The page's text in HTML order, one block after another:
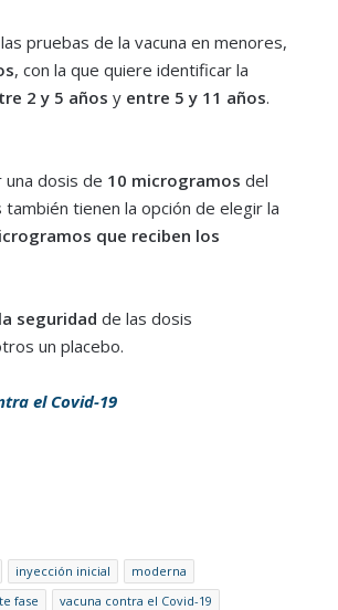
pruebas de la vacuna en menores,
, con la que quiere identificar la
2 y 5 años y entre 5 y 11 años.
una dosis de 10 microgramos del
tienen la opción de elegir la
que reciben los
seguridad de las dosis
un placebo.
el Covid-19
inyección inicial
moderna
fase vacuna contra el Covid-19